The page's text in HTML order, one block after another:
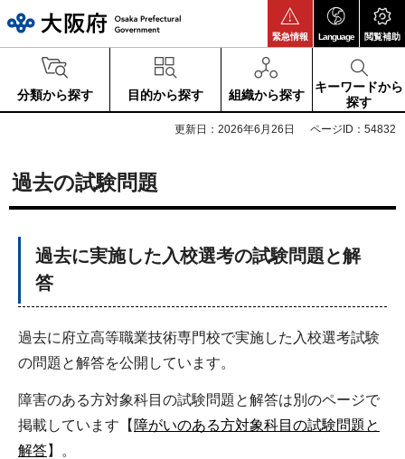
緊急情報 Language 閲覧補助
分類から探す 目的から探す 組織から探す
キーワードから
探す
更新日：2026年6月26日 ページID：54832
過去の試験問題
過去に実施した入校選考の試験問題と解
答
過去に府立高等職業技術専門校で実施した入校選考試験
の問題と解答を公開しています。
障害のある方対象科目の試験問題と解答は別のページで
掲載しています【 障がいのある方対象科目の試験問題と
解答】。